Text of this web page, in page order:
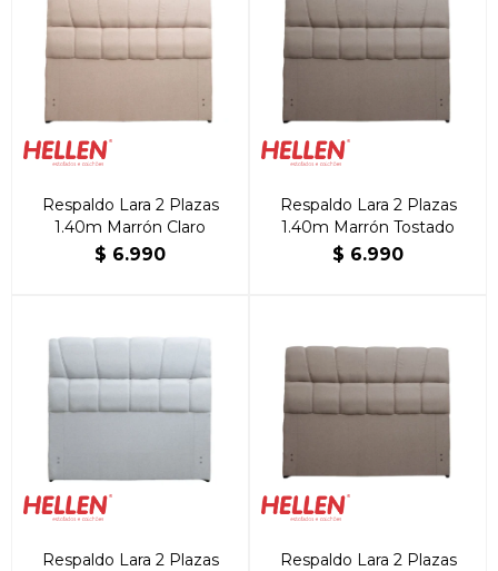
Respaldo Lara 2 Plazas
1.40m Marrón Claro
$ 6.990
Respaldo Lara 2 Plazas
1.40m Marrón Tostado
$ 6.990
Respaldo Lara 2 Plazas
Respaldo Lara 2 Plazas